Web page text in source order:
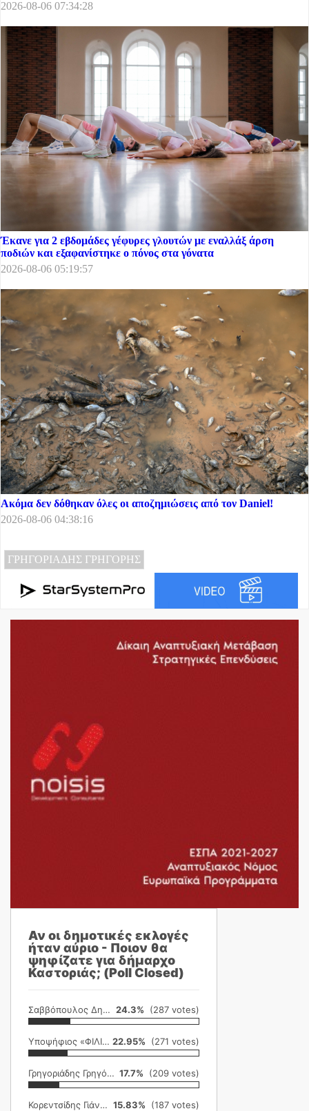
2026-08-06 07:34:28
Έκανε για 2 εβδομάδες γέφυρες γλουτών με εναλλάξ άρση
ποδιών και εξαφανίστηκε ο πόνος στα γόνατα
2026-08-06 05:19:57
Ακόμα δεν δόθηκαν όλες οι αποζημιώσεις από τον Daniel!
2026-08-06 04:38:16
ΓΡΗΓΟΡΙΑΔΗΣ ΓΡΗΓΟΡΗΣ
Αν οι δημοτικές εκλογές
ήταν αύριο - Ποιον θα
ψηφίζατε για δήμαρχο
Καστοριάς; (Poll Closed)
Σαββόπουλος Δημήτρης 24.3% (287 votes)
Υποψήφιος «ΦΙΛΙΚΗ ΕΤΑΙΡΕΙΑ» 22.95% (271 votes)
Γρηγοριάδης Γρηγόρης 17.7% (209 votes)
Κορεντσίδης Γιάννης 15.83% (187 votes)